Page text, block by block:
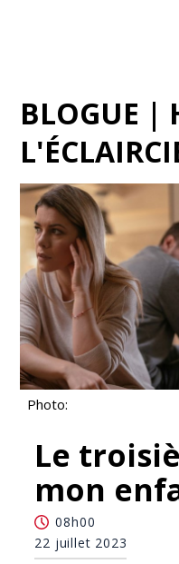
BLOGUE |
Photo:
Le
mon
08h00
22 juillet 2023